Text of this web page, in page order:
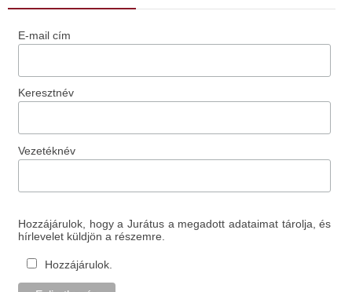
E-mail cím
Keresztnév
Vezetéknév
Hozzájárulok, hogy a Jurátus a megadott adataimat tárolja, és
hírlevelet küldjön a részemre.
Hozzájárulok.